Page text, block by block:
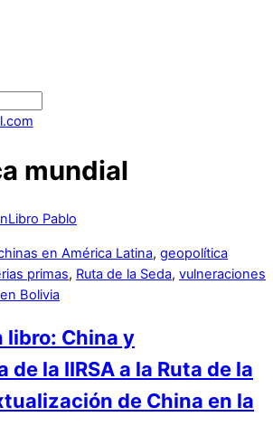
mundial
en América Latina, geopolítica
primas, Ruta de la Seda, vulneraciones
Bolivia
libro: China y
la IIRSA a la Ruta de la
de China en la